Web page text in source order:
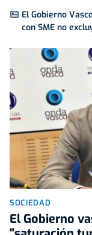
El Gobierno
con SME no
SOCIEDAD
El Gobierno